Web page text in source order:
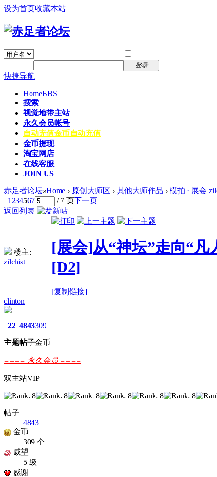
设为首页收藏本站
登录
快捷导航
HomeBBS
搜索
视觉地带主站
永久会员帐号
自动充值金币自动充值
金币提现
淘宝网店
在线客服
JOIN US
赤足者论坛»Home › 原创大师区 › 其他大师作品 › 模拍 · 展会
1 234567 / 7 页下一页
返回列表
楼主:
zilchist
[展会]从“神坛”走向“凡
[D2]
[复制链接]
clinton
22
主题
4843
帖子
309
金币
==== 永久会员 ====
双主站VIP
帖子
4843
金币
309 个
威望
5 级
感谢